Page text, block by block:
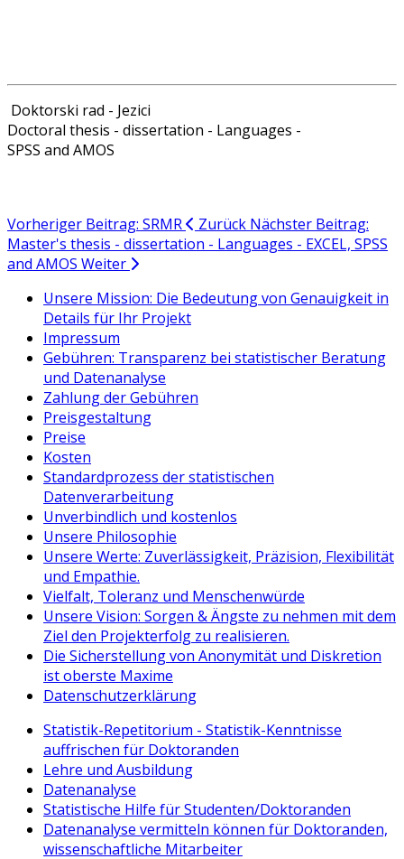
Doktorski rad - Jezici
Doctoral thesis - dissertation - Languages -
SPSS and AMOS
Vorheriger Beitrag: SRMR Zurück Nächster Beitrag:
Master's thesis - dissertation - Languages - EXCEL, SPSS
and AMOS Weiter
Unsere Mission: Die Bedeutung von Genauigkeit in
Details für Ihr Projekt
Impressum
Gebühren: Transparenz bei statistischer Beratung
und Datenanalyse
Zahlung der Gebühren
Preisgestaltung
Preise
Kosten
Standardprozess der statistischen
Datenverarbeitung
Unverbindlich und kostenlos
Unsere Philosophie
Unsere Werte: Zuverlässigkeit, Präzision, Flexibilität
und Empathie.
Vielfalt, Toleranz und Menschenwürde
Unsere Vision: Sorgen & Ängste zu nehmen mit dem
Ziel den Projekterfolg zu realisieren.
Die Sicherstellung von Anonymität und Diskretion
ist oberste Maxime
Datenschutzerklärung
Statistik-Repetitorium - Statistik-Kenntnisse
auffrischen für Doktoranden
Lehre und Ausbildung
Datenanalyse
Statistische Hilfe für Studenten/Doktoranden
Datenanalyse vermitteln können für Doktoranden,
wissenschaftliche Mitarbeiter